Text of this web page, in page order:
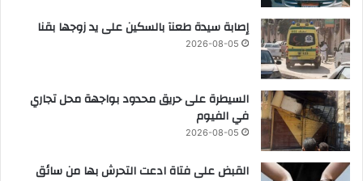
إصابة سيدة طعنآ بالسكين على يد زوجها بقنا
2026-08-05
السيطرة على حريق محدود بواجهة محل تجاري
في الفيوم
2026-08-05
القبض على فتاة ادعت التحرش بها من سائق